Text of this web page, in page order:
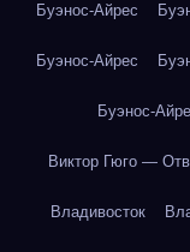
Буэнос-Айрес
Буэнос-Айрес
Буэнос-
Виктор Гюго —
Владивосток